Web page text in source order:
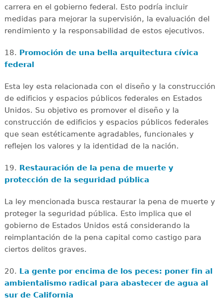
carrera en el gobierno federal. Esto podría incluir
medidas para mejorar la supervisión, la evaluación del
rendimiento y la responsabilidad de estos ejecutivos.
18. Promoción de una bella arquitectura cívica
federal
Esta ley esta relacionada con el diseño y la construcción
de edificios y espacios públicos federales en Estados
Unidos. Su objetivo es promover el diseño y la
construcción de edificios y espacios públicos federales
que sean estéticamente agradables, funcionales y
reflejen los valores y la identidad de la nación.
19. Restauración de la pena de muerte y
protección de la seguridad pública
La ley mencionada busca restaurar la pena de muerte y
proteger la seguridad pública. Esto implica que el
gobierno de Estados Unidos está considerando la
reimplantación de la pena capital como castigo para
ciertos delitos graves.
20. La gente por encima de los peces: poner fin al
ambientalismo radical para abastecer de agua al
sur de California